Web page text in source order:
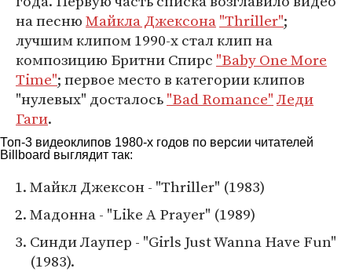
на песнюМайкла Джексона"Thriller";
лучшим клипом 1990-х стал клип на
композицию Бритни Спирс "Baby One More
Time"; первое место в категории клипов
"нулевых" досталось"Bad Romance"Леди
Гаги.
Топ-3 видеоклипов 1980-х годов по версии читателей
Billboard выглядит так:
Майкл Джексон - "Thriller" (1983)
Мадонна - "Like A Prayer" (1989)
Синди Лаупер - "Girls Just Wanna Have Fun"
(1983).